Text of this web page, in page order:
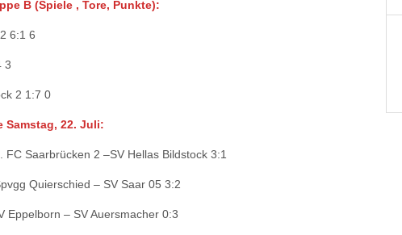
B (Spiele , Tore, Punkte):
6:1 6
3
2 1:7 0
Samstag, 22. Juli:
FC Saarbrücken 2 –SV Hellas Bildstock 3:1
Quierschied – SV Saar 05 3:2
Eppelborn – SV Auersmacher 0:3